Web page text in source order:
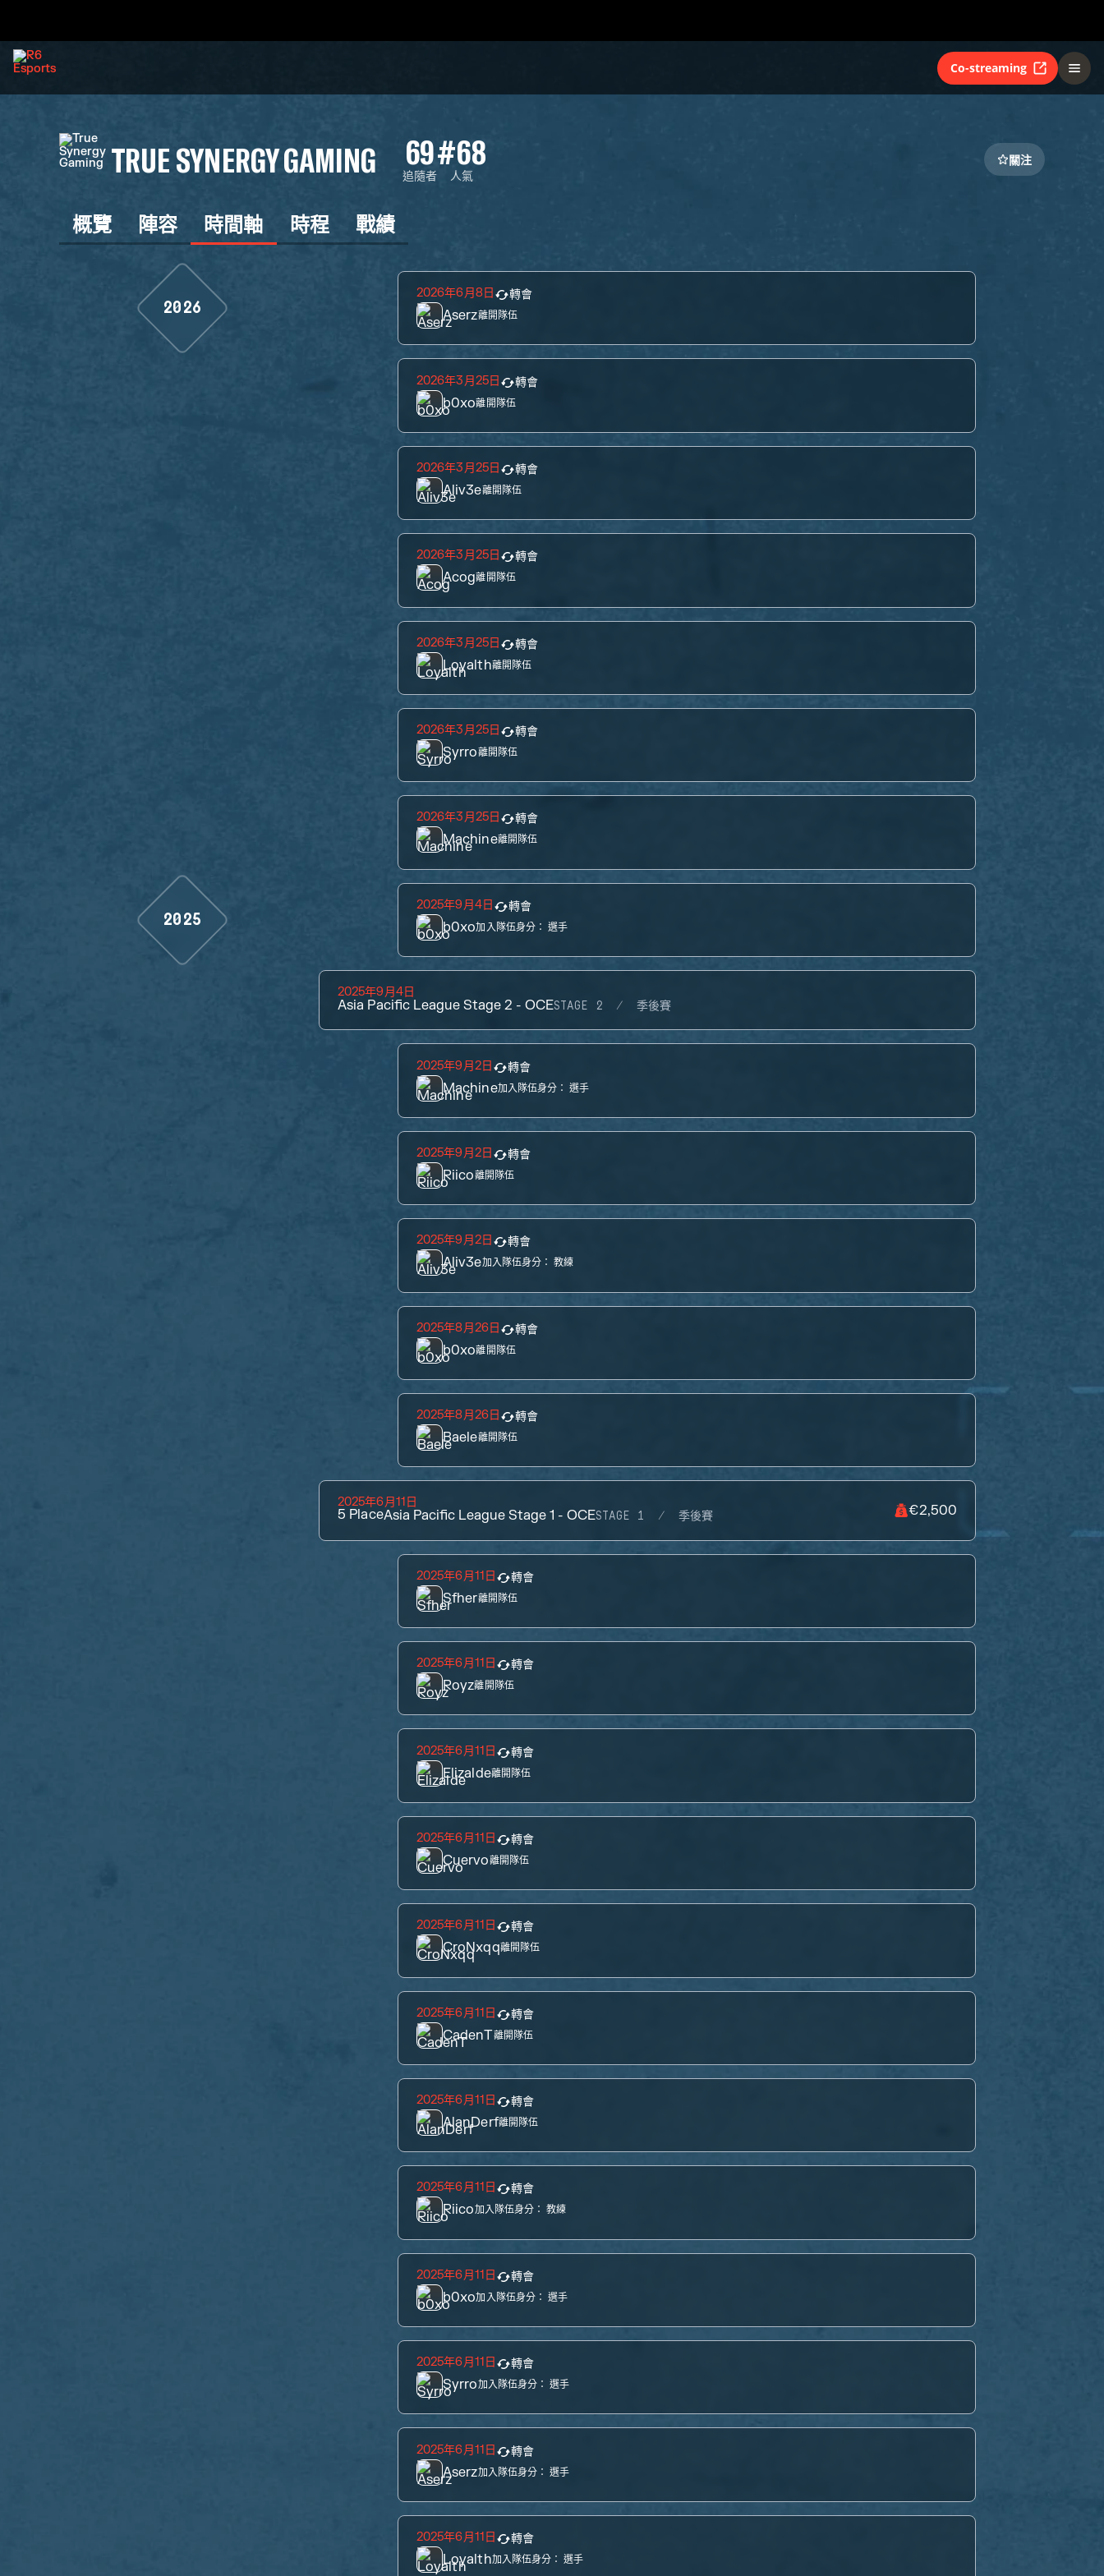
Co-streaming
TRUE SYNERGY GAMING 69
追隨者
#68
人氣
關注
概覽 陣容 時間軸 時程 戰績
2026
2026年6月8日 轉會
Aserz離開隊伍
2026年3月25日 轉會
b0xo離開隊伍
2026年3月25日 轉會
Aliv3e離開隊伍
2026年3月25日 轉會
Acog離開隊伍
2026年3月25日 轉會
Loyalth離開隊伍
2026年3月25日 轉會
Syrro離開隊伍
2026年3月25日 轉會
Machine離開隊伍
2025
2025年9月4日 轉會
b0xo加入隊伍身分： 選手
2025年9月4日
Asia Pacific League Stage 2 - OCESTAGE 2 季後賽
2025年9月2日 轉會
Machine加入隊伍身分： 選手
2025年9月2日 轉會
Riico離開隊伍
2025年9月2日 轉會
Aliv3e加入隊伍身分： 教練
2025年8月26日 轉會
b0xo離開隊伍
2025年8月26日 轉會
Baele離開隊伍
2025年6月11日
5 PlaceAsia Pacific League Stage 1 - OCESTAGE 1 季後賽 €2,500
2025年6月11日 轉會
Sfher離開隊伍
2025年6月11日 轉會
Royz離開隊伍
2025年6月11日 轉會
Elizalde離開隊伍
2025年6月11日 轉會
Cuervo離開隊伍
2025年6月11日 轉會
CroNxqq離開隊伍
2025年6月11日 轉會
CadenT離開隊伍
2025年6月11日 轉會
AlanDerf離開隊伍
2025年6月11日 轉會
Riico加入隊伍身分： 教練
2025年6月11日 轉會
b0xo加入隊伍身分： 選手
2025年6月11日 轉會
Syrro加入隊伍身分： 選手
2025年6月11日 轉會
Aserz加入隊伍身分： 選手
2025年6月11日 轉會
Loyalth加入隊伍身分： 選手